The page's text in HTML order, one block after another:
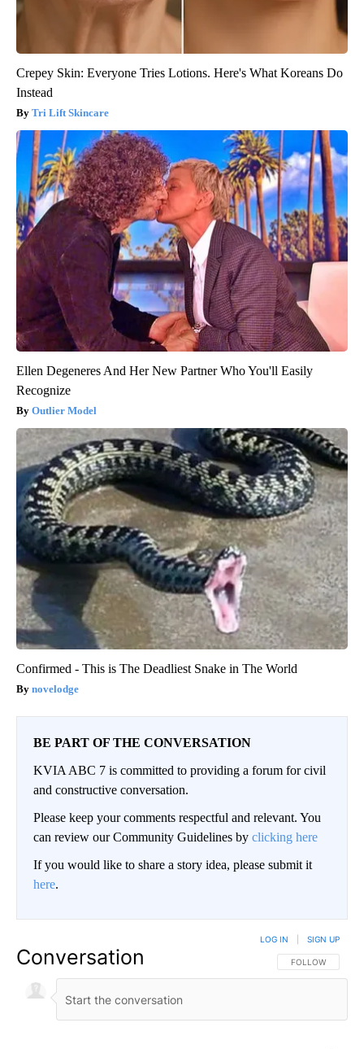
Crepey Skin: Everyone Tries Lotions. Here's What Koreans Do
Instead
Tri Lift Skincare
Ellen Degeneres And Her New Partner Who You'll Easily
Recognize
Outlier Model
Confirmed - This is The Deadliest Snake in The World
novelodge
BE PART OF THE CONVERSATION
KVIA ABC 7 is committed to providing a forum for civil
and constructive conversation.
Please keep your comments respectful and relevant. You
can review our Community Guidelines by clicking here
If you would like to share a story idea, please submit it
here.
Conversation FOLLOW THIS
FOLLOW
LOG IN SIGN UP